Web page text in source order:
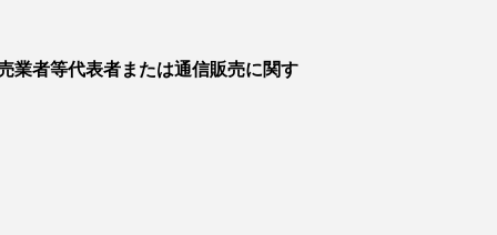
業者等代表者または通信販売に関す